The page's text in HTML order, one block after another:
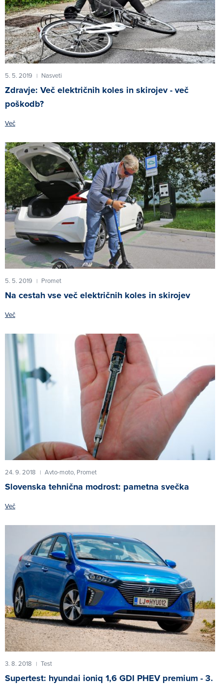
5. 5. 2019 | Nasveti
Zdravje: Več električnih koles in skirojev - več
poškodb?
Več
5. 5. 2019 | Promet
Na cestah vse več električnih koles in skirojev
Več
24. 9. 2018 | Avto-moto, Promet
Slovenska tehnična modrost: pametna svečka
Več
3. 8. 2018 | Test
Supertest: hyundai ioniq 1,6 GDI PHEV premium - 3.